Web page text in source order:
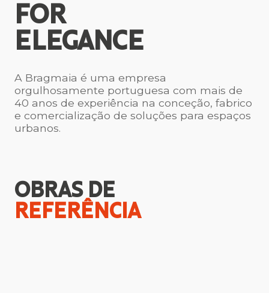
FOR
ELEGANCE
A Bragmaia é uma empresa
orgulhosamente portuguesa com mais de
40 anos de experiência na conceção, fabrico
e comercialização de soluções para espaços
urbanos.
OBRAS DE
REFERÊNCIA